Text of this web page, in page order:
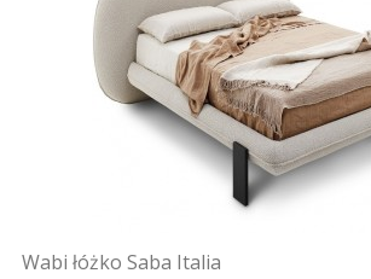
Wabi łóżko Saba Italia